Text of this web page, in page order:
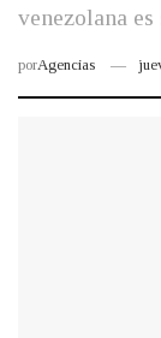
venezolana
porAgencias